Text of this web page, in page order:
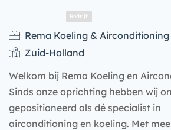
Rema Koeling & Airconditioning
Zuid-Holland
Welkom bij Rema Koeling en
Sinds onze oprichting hebben wij
gepositioneerd als dé specialist in
airconditioning en koeling. Met